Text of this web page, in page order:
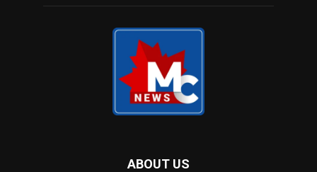
ABOUT US